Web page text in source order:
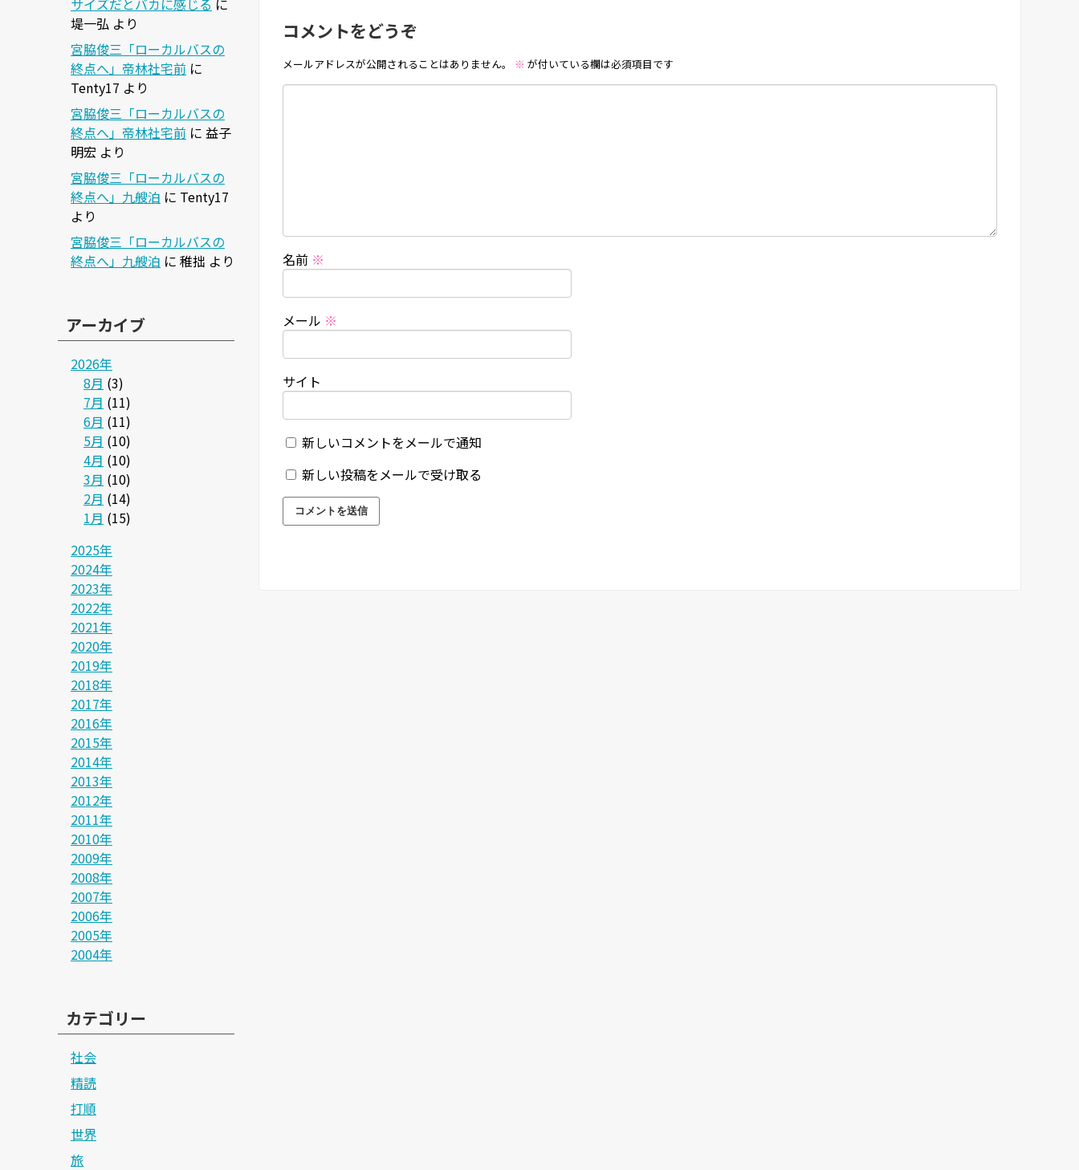
コメントをどうぞ
メールアドレスが公開されることはありません。 ※ が付いている欄は必須項目です
名前 ※
メール ※
サイト
新しいコメントをメールで通知
新しい投稿をメールで受け取る
サイズだとバカに感じる に
堤一弘 より
宮脇俊三「ローカルバスの
終点へ」帝林社宅前 に
Tenty17 より
宮脇俊三「ローカルバスの
終点へ」帝林社宅前 に 益子
明宏 より
宮脇俊三「ローカルバスの
終点へ」九艘泊 に Tenty17
より
宮脇俊三「ローカルバスの
終点へ」九艘泊 に 稚拙 より
アーカイブ
2026年
8月 (3)
7月 (11)
6月 (11)
5月 (10)
4月 (10)
3月 (10)
2月 (14)
1月 (15)
2025年
2024年
2023年
2022年
2021年
2020年
2019年
2018年
2017年
2016年
2015年
2014年
2013年
2012年
2011年
2010年
2009年
2008年
2007年
2006年
2005年
2004年
カテゴリー
社会
精読
打順
世界
旅